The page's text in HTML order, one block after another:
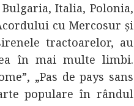
Italia, Polonia,
cu Mercosur și
tractoarelor, au
în mai multe limbi.
„Pas de pays sans
populare în rândul